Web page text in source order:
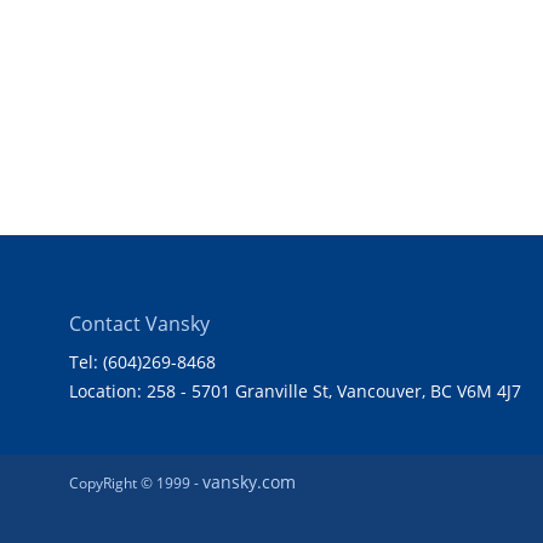
Contact Vansky
Tel: (604)269-8468
Location: 258 - 5701 Granville St, Vancouver, BC V6M 4J7
CopyRight © 1999 -vansky.com